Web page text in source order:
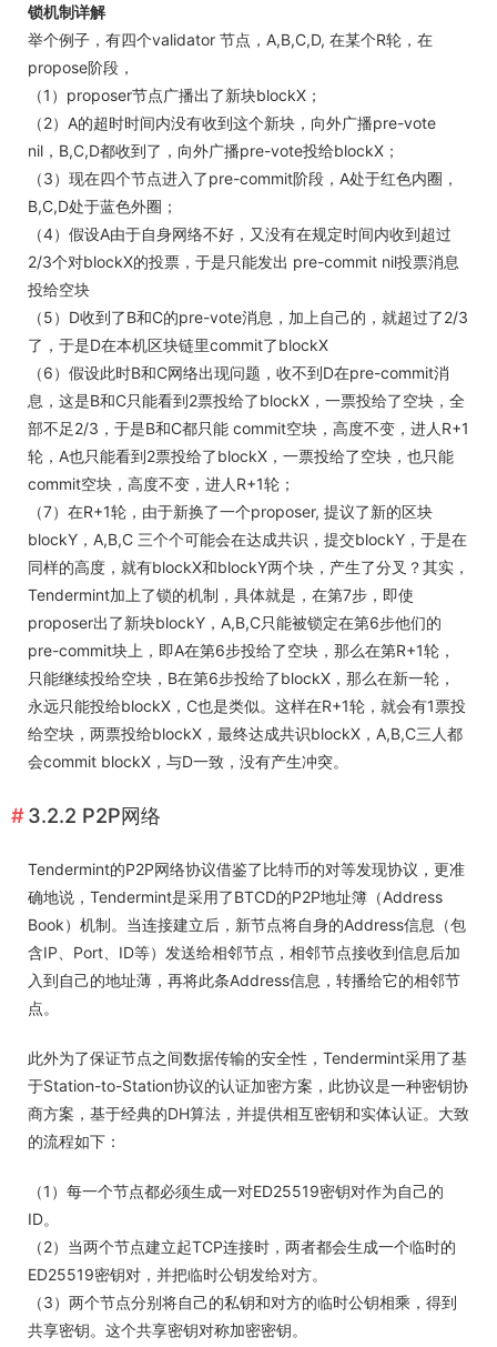
锁机制详解
举个例子，有四个validator 节点，A,B,C,D, 在某个R轮，在
propose阶段，
（1）proposer节点广播出了新块blockX；
（2）A的超时时间内没有收到这个新块，向外广播pre-vote
nil，B,C,D都收到了，向外广播pre-vote投给blockX；
（3）现在四个节点进入了pre-commit阶段，A处于红色内圈，
B,C,D处于蓝色外圈；
（4）假设A由于自身网络不好，又没有在规定时间内收到超过
2/3个对blockX的投票，于是只能发出 pre-commit nil投票消息
投给空块
（5）D收到了B和C的pre-vote消息，加上自己的，就超过了2/3
了，于是D在本机区块链里commit了blockX
（6）假设此时B和C网络出现问题，收不到D在pre-commit消
息，这是B和C只能看到2票投给了blockX，一票投给了空块，全
部不足2/3，于是B和C都只能 commit空块，高度不变，进人R+1
轮，A也只能看到2票投给了blockX，一票投给了空块，也只能
commit空块，高度不变，进人R+1轮；
（7）在R+1轮，由于新换了一个proposer, 提议了新的区块
blockY，A,B,C 三个个可能会在达成共识，提交blockY，于是在
同样的高度，就有blockX和blockY两个块，产生了分叉？其实，
Tendermint加上了锁的机制，具体就是，在第7步，即使
proposer出了新块blockY，A,B,C只能被锁定在第6步他们的
pre-commit块上，即A在第6步投给了空块，那么在第R+1轮，
只能继续投给空块，B在第6步投给了blockX，那么在新一轮，
永远只能投给blockX，C也是类似。这样在R+1轮，就会有1票投
给空块，两票投给blockX，最终达成共识blockX，A,B,C三人都
会commit blockX，与D一致，没有产生冲突。
3.2.2 P2P网络
Tendermint的P2P网络协议借鉴了比特币的对等发现协议，更准
确地说，Tendermint是采用了BTCD的P2P地址簿（Address
Book）机制。当连接建立后，新节点将自身的Address信息（包
含IP、Port、ID等）发送给相邻节点，相邻节点接收到信息后加
入到自己的地址薄，再将此条Address信息，转播给它的相邻节
点。
此外为了保证节点之间数据传输的安全性，Tendermint采用了基
于Station-to-Station协议的认证加密方案，此协议是一种密钥协
商方案，基于经典的DH算法，并提供相互密钥和实体认证。大致
的流程如下：
（1）每一个节点都必须生成一对ED25519密钥对作为自己的
ID。
（2）当两个节点建立起TCP连接时，两者都会生成一个临时的
ED25519密钥对，并把临时公钥发给对方。
（3）两个节点分别将自己的私钥和对方的临时公钥相乘，得到
共享密钥。这个共享密钥对称加密密钥。